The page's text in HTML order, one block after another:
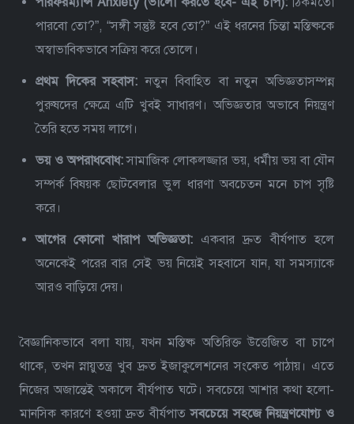
পারবো তো?”, “সঙ্গী সন্তুষ্ট হবে তো?” এই ধরনের চিন্তা মস্তিষ্ককে
অস্বাভাবিকভাবে সক্রিয় করে তোলে।
প্রথম দিকের সহবাস:নতুন বিবাহিত বা নতুন অভিজ্ঞতাসম্পন্ন
পুরুষদের ক্ষেত্রে এটি খুবই সাধারণ। অভিজ্ঞতার অভাবে নিয়ন্ত্রণ
তৈরি হতে সময় লাগে।
ভয় ও অপরাধবোধ:সামাজিক লোকলজ্জার ভয়, ধর্মীয় ভয় বা যৌন
সম্পর্ক বিষয়ক ছোটবেলার ভুল ধারণা অবচেতন মনে চাপ সৃষ্টি
করে।
আগের কোনো খারাপ অভিজ্ঞতা: একবার দ্রুত বীর্যপাত হলে
অনেকেই পরের বার সেই ভয় নিয়েই সহবাসে যান, যা সমস্যাকে
আরও বাড়িয়ে দেয়।
বৈজ্ঞানিকভাবে বলা যায়, যখন মস্তিষ্ক অতিরিক্ত উত্তেজিত বা চাপে
থাকে, তখন স্নায়ুতন্ত্র খুব দ্রুত ইজাকুলেশনের সংকেত পাঠায়। এতে
নিজের অজান্তেই অকালে বীর্যপাত ঘটে।সবচেয়ে আশার কথা হলো-
মানসিক কারণে হওয়া দ্রুত বীর্যপাতসবচেয়ে সহজে নিয়ন্ত্রণযোগ্য ও